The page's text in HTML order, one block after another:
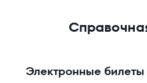
Электронные билеты